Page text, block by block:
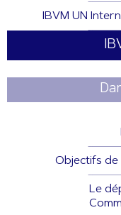
IBVM UN
Objectifs
Le